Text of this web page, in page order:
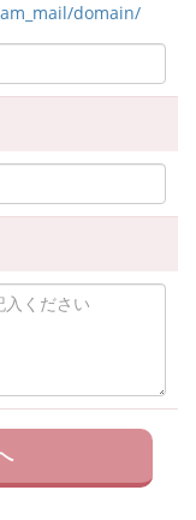
domain/